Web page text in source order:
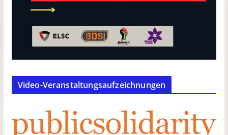
Video-Veranstaltungsaufzeichnungen